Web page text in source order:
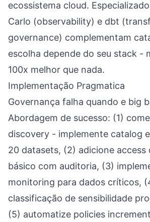
ecossistema cloud.
Carlo (observability) e dbt
governance) complementam
escolha depende do seu stack -
100x melhor que nada.
Implementação Pragmatica
Governança falha quando e big
Abordagem de sucesso: (1)
discovery - implemente catalog
20 datasets, (2) adicione access
básico com auditoria, (3)
monitoring para dados críticos,
classificação de sensibilidade
(5) automatize policies